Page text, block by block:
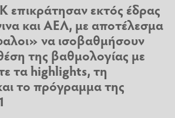
εκτός έδρας
και ΑΕΛ, με αποτέλεσμα
να ισοβαθμήσουν
της βαθμολογίας με
τα highlights, τη
το πρόγραμμα της